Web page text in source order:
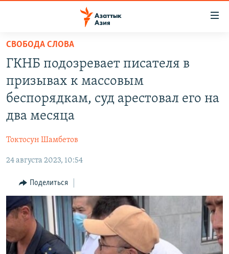
Вернуться
основному
содержанию
Вернутся
главной
Вернутся
ВОЙНА В УКРАИНЕ
КЫРГЫЗЧА
ЎЗБЕКЧА
ТОҶИКӢ
TÜRKMENÇE
ПОДПИШИТЕСЬ НА НАС В СОЦСЕТЯХ
Все сайты РСЕ/РС
СВОБОДА СЛОВА
ГКНБ подозревает писателя в
призывах к массовым
беспорядкам, суд арестовал его на
два месяца
Токтосун Шамбетов
24 августа 2023, 10:54
Поделиться